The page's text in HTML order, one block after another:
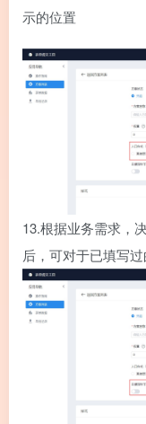
示的位置
13.根据业务需求，
后，可对于已填写